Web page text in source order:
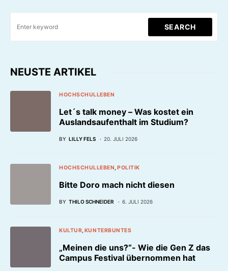
SEARCH
NEUSTE ARTIKEL
HOCHSCHULLEBEN
Let´s talk money – Was kostet ein
Auslandsaufenthalt im Studium?
BY LILLY FELS 20. JULI 2026
HOCHSCHULLEBEN POLITIK
Bitte Doro mach nicht diesen
BY THILO SCHNEIDER 6. JULI 2026
KULTUR KUNTERBUNTES
„Meinen die uns?“- Wie die Gen Z das
Campus Festival übernommen hat